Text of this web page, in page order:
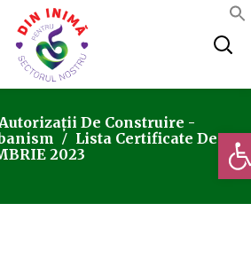
De Construire -
Lista Certificate De
2023